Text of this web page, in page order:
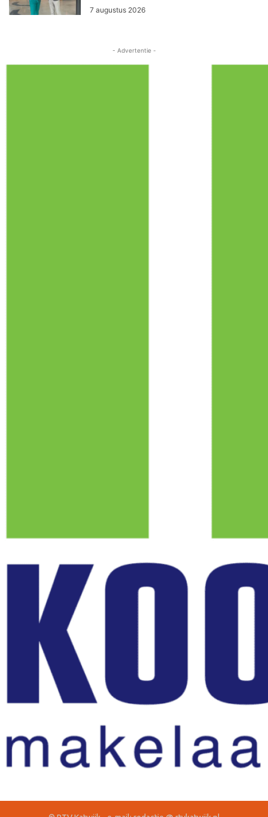
7 augustus 2026
- Advertentie -